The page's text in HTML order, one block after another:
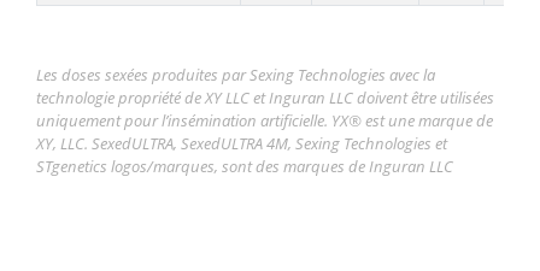
Les doses sexées produites par Sexing Technologies avec la
technologie propriété de XY LLC et Inguran LLC doivent être utilisées
uniquement pour l’insémination artificielle. YX® est une marque de
XY, LLC. SexedULTRA, SexedULTRA 4M, Sexing Technologies et
STgenetics logos/marques, sont des marques de Inguran LLC